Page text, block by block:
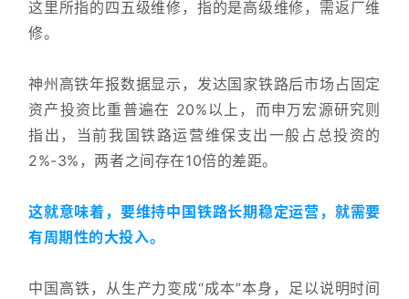
这里所指的四五级维修，指的是高级维修，需返厂维
修。
神州高铁年报数据显示，发达国家铁路后市场占固定
资产投资比重普遍在 20%以上，而申万宏源研究则
指出，当前我国铁路运营维保支出一般占总投资的
2%-3%，两者之间存在10倍的差距。
这就意味着，要维持中国铁路长期稳定运营，就需要
有周期性的大投入。
中国高铁，从生产力变成“成本”本身，足以说明时间